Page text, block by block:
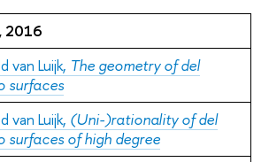
2016
van Luijk, The geometry of del
surfaces
van Luijk, (Uni-)rationality of del
surfaces of high degree